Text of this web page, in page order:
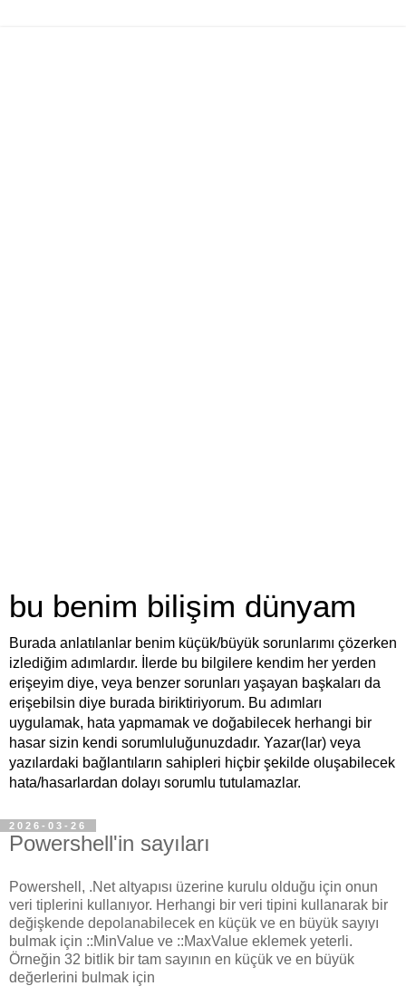
bu benim bilişim dünyam
Burada anlatılanlar benim küçük/büyük sorunlarımı çözerken
izlediğim adımlardır. İlerde bu bilgilere kendim her yerden
erişeyim diye, veya benzer sorunları yaşayan başkaları da
erişebilsin diye burada biriktiriyorum. Bu adımları
uygulamak, hata yapmamak ve doğabilecek herhangi bir
hasar sizin kendi sorumluluğunuzdadır. Yazar(lar) veya
yazılardaki bağlantıların sahipleri hiçbir şekilde oluşabilecek
hata/hasarlardan dolayı sorumlu tutulamazlar.
2026-03-26
Powershell'in sayıları
Powershell, .Net altyapısı üzerine kurulu olduğu için onun
veri tiplerini kullanıyor. Herhangi bir veri tipini kullanarak bir
değişkende depolanabilecek en küçük ve en büyük sayıyı
bulmak için ::MinValue ve ::MaxValue eklemek yeterli.
Örneğin 32 bitlik bir tam sayının en küçük ve en büyük
değerlerini bulmak için